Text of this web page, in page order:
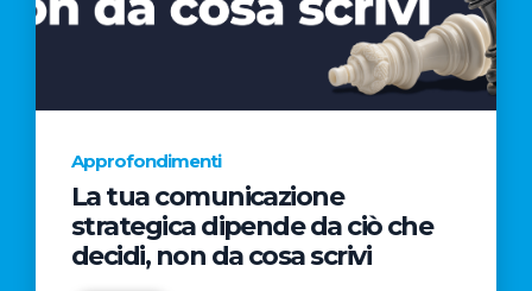
AL
CINEMA
NELLA
CAMPAGNA
REGISTA
PREMIO
OSCAR®
Approfondimenti
La tua comunicazione
strategica dipende da ciò che
decidi, non da cosa scrivi